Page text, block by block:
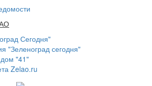
Сегодня"
"Зеленоград сегодня"
дом "41"
Zelao.ru